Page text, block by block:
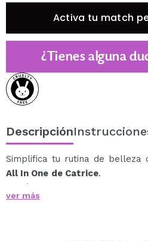
Activa tu match
¿Tienes alguna
Descripción
Simplifica tu rutina de belleza
All In One de Catrice.
Su fórmula todo en uno
en un solo producto,
ver más